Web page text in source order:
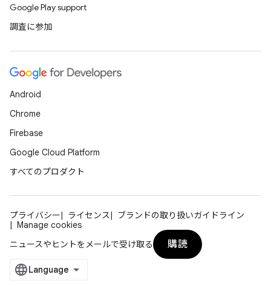
Google Play support
調査に参加
Android
Chrome
Firebase
Google Cloud Platform
すべてのプロダクト
プライバシー ライセンス
ブランドの取り扱いガイドライン
Manage cookies
ニュースやヒントをメールで受け取る
購読